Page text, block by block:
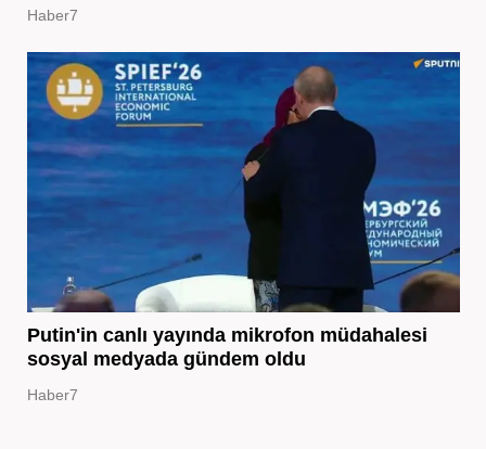
Haber7
Putin'in canlı yayında mikrofon müdahalesi
sosyal medyada gündem oldu
Haber7